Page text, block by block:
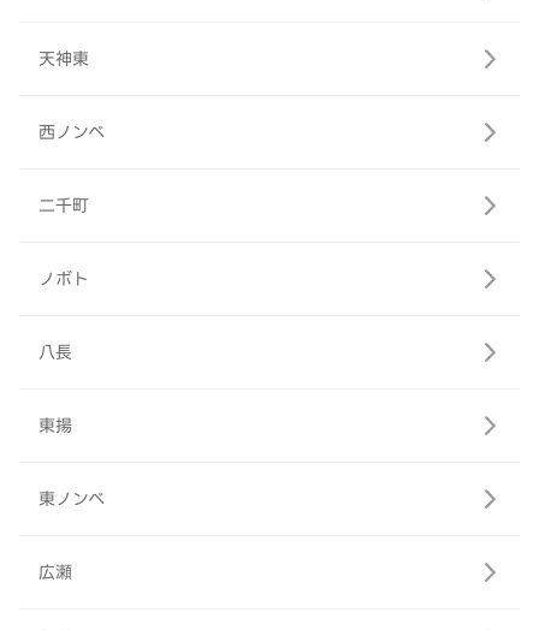
天神東
西ノンベ
二千町
ノボト
八長
東揚
東ノンベ
広瀬